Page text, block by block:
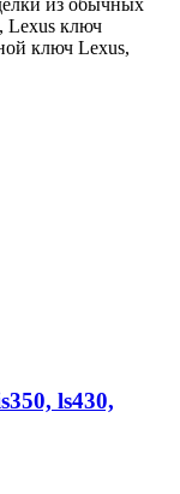
из обычных
Lexus ключ
ключ Lexus,
ls430,